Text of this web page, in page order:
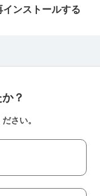
ンストールする
？
さい。